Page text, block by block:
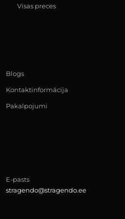
Visas preces
Blogs
Kontaktinformācija
Pakalpojumi
E-pasts
stragendo@stragendo.ee